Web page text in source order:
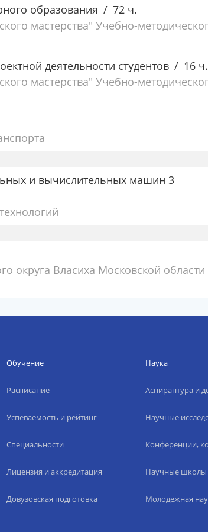
образования
72 ч.
мастерства" Учебно-
деятельности студентов
16 ч.
мастерства" Учебно-
и вычислительных машин 3
округа Власиха Московской области
Обучение
Расписание
Успеваемость и рейтинг
Специальности
Лицензия и аккредитация
Довузовская подготовка
Наука
Аспирантура и
Научные
Конференции,
Научные школы
Молодежная